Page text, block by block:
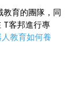
教育的團隊，同
T客邦進行專
教育如何養